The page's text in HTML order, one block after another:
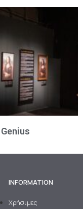
INFORMATION
Χρήσιμες